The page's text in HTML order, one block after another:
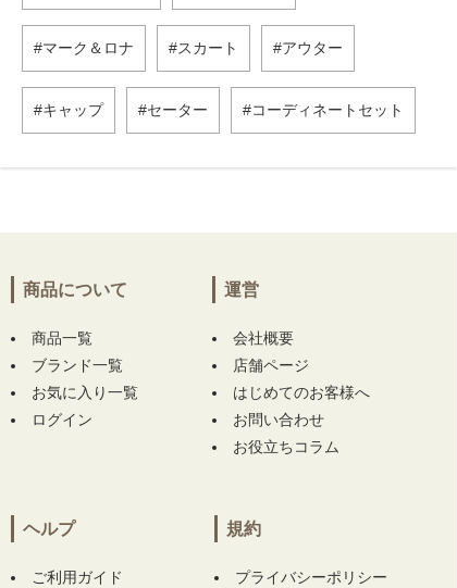
マーク＆ロナ スカート アウター
キャップ セーター コーディネートセット
商品について
商品一覧
ブランド一覧
お気に入り一覧
ログイン
運営
会社概要
店舗ページ
はじめてのお客様へ
お問い合わせ
お役立ちコラム
ヘルプ
ご利用ガイド
規約
プライバシーポリシー